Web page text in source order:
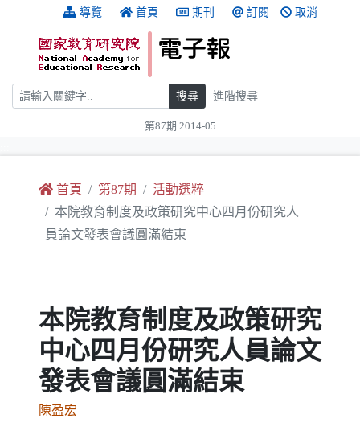
跳到主要內容 導覽 首頁 期刊 訂閱 取消
搜尋 搜尋 進階搜尋
第87期 2014-05
首頁 第87期
活動選粹
本院教育制度及政策研究中心四月份研究人
員論文發表會議圓滿結束
本院教育制度及政策研究
中心四月份研究人員論文
發表會議圓滿結束
陳盈宏